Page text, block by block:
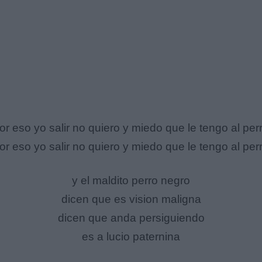
eso yo salir no quiero y miedo que le tengo al
eso yo salir no quiero y miedo que le tengo al
y el maldito perro negro
dicen que es vision maligna
dicen que anda persiguiendo
es a lucio paternina